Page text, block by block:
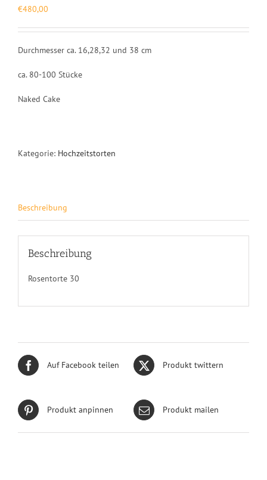
€480,00
Durchmesser ca. 16,28,32 und 38 cm
ca. 80-100 Stücke
Naked Cake
Kategorie: Hochzeitstorten
Beschreibung
Beschreibung
Rosentorte 30
Auf Facebook teilen Produkt twittern
Produkt anpinnen Produkt mailen